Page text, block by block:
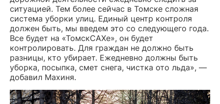
ситуацией. Тем более сейчас в Томске сложная
система уборки улиц. Единый центр контроля
должен быть, мы введем это со следующего года.
Все будет на «ТомскСАХе», он будет
контролировать. Для граждан не должно быть
разницы, кто убирает. Ежедневно должны быть
уборка, посыпка, смет снега, чистка ото льда», —
добавил Махиня.